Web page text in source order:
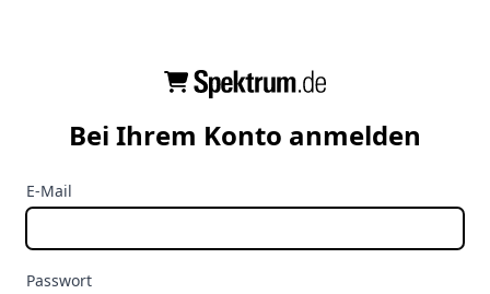
Bei Ihrem Konto anmelden
E-Mail
Passwort